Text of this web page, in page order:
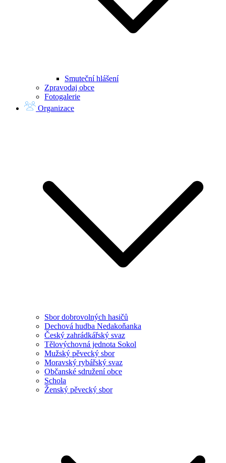
Smuteční hlášení
Zpravodaj obce
Fotogalerie
Organizace
Sbor dobrovolných hasičů
Dechová hudba Nedakoňanka
Český zahrádkářský svaz
Tělovýchovná jednota Sokol
Mužský pěvecký sbor
Moravský rybářský svaz
Občanské sdružení obce
Schola
Ženský pěvecký sbor